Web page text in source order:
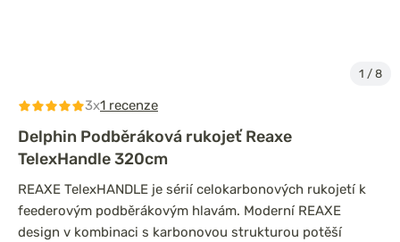
1 / 8
3x1 recenze
Delphin Podběráková rukojeť Reaxe
TelexHandle 320cm
REAXE TelexHANDLE je sérií celokarbonových rukojetí k
feederovým podběrákovým hlavám. Moderní REAXE
design v kombinaci s karbonovou strukturou potěší